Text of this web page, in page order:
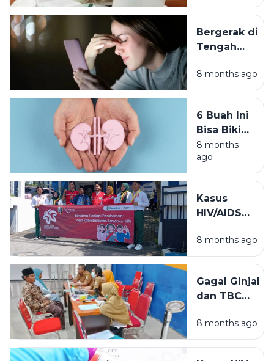
Jiwa di Era
Bergerak di
Tengah
Panduan
Kesehatan
Generasi
Digital
8 months ago
6 Buah Ini
Bisa Bikin
Ginjal
Lebih
Sehat
8 months
ago
Kasus
HIV/AIDS
Sampang
Turun,
Stop
Stigma dan
8 months ago
Gagal Ginjal
dan TBC
Berpotensi
Gagalkan
8 months ago